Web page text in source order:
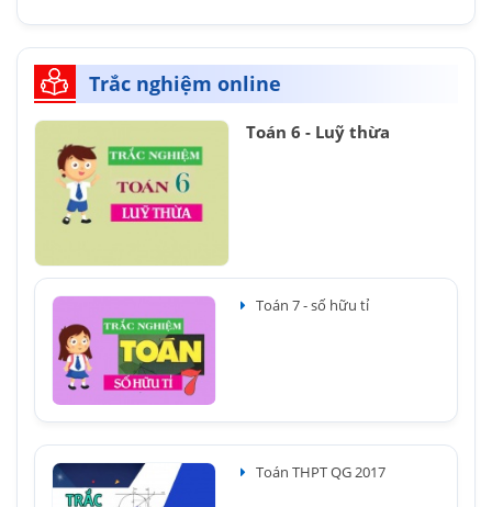
Trắc nghiệm online
Toán 6 - Luỹ thừa
Toán 7 - số hữu tỉ
Toán THPT QG 2017